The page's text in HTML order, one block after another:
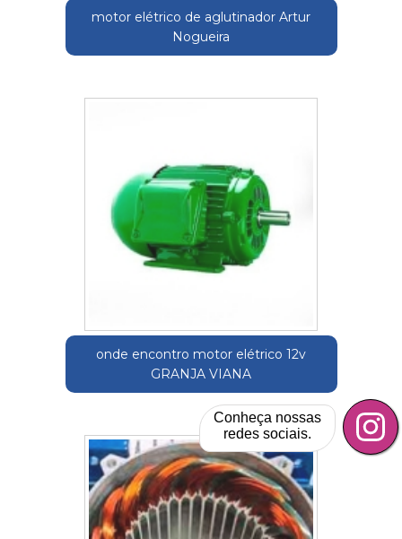
motor elétrico de aglutinador Artur
Nogueira
onde encontro motor elétrico 12v
GRANJA VIANA
Conheça nossas
redes sociais.